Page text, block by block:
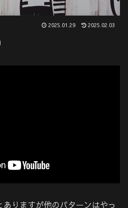
2025.01.29 2025.02.03
りますが他のパターンはやっ